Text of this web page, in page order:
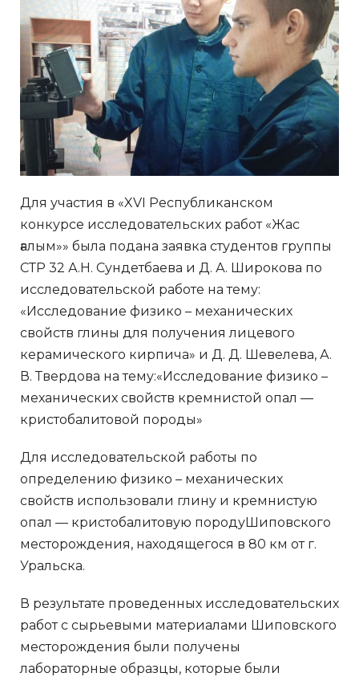
Для участия в «XVІ Республиканском
конкурсе исследовательских работ «Жас
ғалым»» была подана заявка студентов группы
СТР 32 А.Н. Сундетбаева и Д. А. Широкова по
исследовательской работе на тему:
«Исследование физико – механических
свойств глины для получения лицевого
керамического кирпича» и Д. Д. Шевелева, А.
В. Твердова на тему:«Исследование физико –
механических свойств кремнистой опал —
кристобалитовой породы»
Для исследовательской работы по
определению физико – механических
свойств использовали глину и кремнистую
опал — кристобалитовую породуШиповского
месторождения, находящегося в 80 км от г.
Уральска.
В результате проведенных исследовательских
работ с сырьевыми материалами Шиповского
месторождения были получены
лабораторные образцы, которые были